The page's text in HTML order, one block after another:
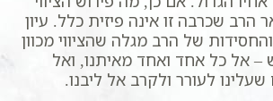
הרב שכרבה זו אינה פיזית כלל. עיון
של הרב מגלה שהציווי מכוון
– אל כל אחד ואחד מאיתנו, ואל
שעלינו לעורר ולקרב אל ליבנו.